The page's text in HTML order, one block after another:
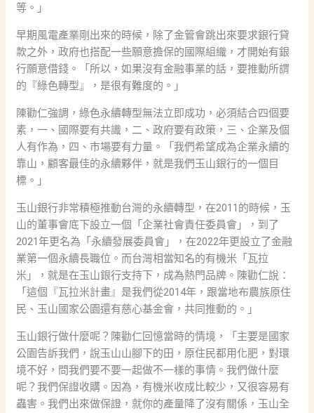
等。」
早期風電產業剛出來的時候，除了金管會跳出來要求銀行貸
款之外，政府也搭配一些願意擔保的國際組織，才開始有銀
行願意借錢。「所以，如果沒有金融事業的話，要推動所謂
的『綠色轉型』，是很有難度的。」
陳勸仁強調，綠色永續轉型無法立即成功，必須結合四個要
素，一、國際要有共識，二、政府要有政策，三、企業及個
人有作為，四、市場要有力量。「我們希望成為企業永續的
靠山，顧客最佳的永續夥伴，就是我們玉山銀行的一個目
標。」
玉山銀行非常積極推動台灣的永續轉型，在2011的時候，玉
山的董事會底下設立一個「企業社會責任委員會」，到了
2021年更名為「永續發展委員會」，在2022年更設立了金融
業第一個永續長職位。而台灣相當知名的有機米「瓦拉
米」，就是在玉山銀行支持下，成為熱門品牌。陳勸仁說：
「這個『瓦拉米計畫』是我們從2014年，跟當地布農族原住
民、玉山國家公園還有慈心基金會，共同推動的。」
玉山銀行做什麼呢？陳勸仁回憶當時的情境，「主要是國家
公園告訴我們，說玉山山腳下的田，原住民都用化肥，對環
境不好，問我們要不要一起做不一樣的事情。我們做什麼
呢？我們保證收購。因為，有機米收成比較少，又很容易有
蟲害。我們出來做保證，就你的產量降了沒有關係，玉山全